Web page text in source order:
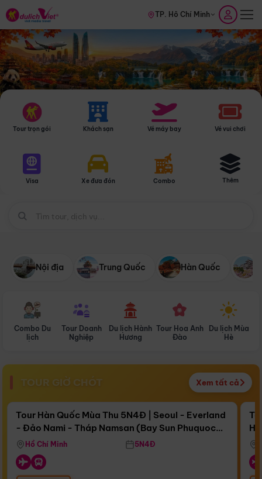
TP. Hồ Chí Minh
Tour trọn gói Khách sạn Vé máy bay Vé vui chơi
Visa Xe đưa đón Combo Thêm
Nội địa Trung Quốc Hàn Quốc
Combo Du
lịch
Tour Doanh
Nghiệp
Du lịch Hành
Hương
Tour Hoa Anh
Đào
Du lịch Mùa
Hè
TOUR GIỜ CHÓT Xem tất cả
Còn16 ngày 12:25:41
Bay Sun Phuquoc Airways
Điểm nổi bật
Tour Hàn Quốc Mùa Thu 5N4Đ | Seoul - Everland
- Đảo Nami - Tháp Namsan (Bay Sun Phuquoc
Airways)
Hồ Chí Minh 5N4Đ